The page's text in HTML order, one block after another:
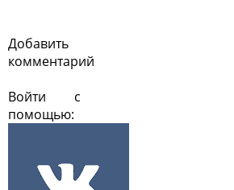
Добавить
комментарий
Войти с
помощью: